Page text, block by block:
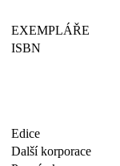
EXEMPLÁŘE
ISBN
Edice
Další korporace